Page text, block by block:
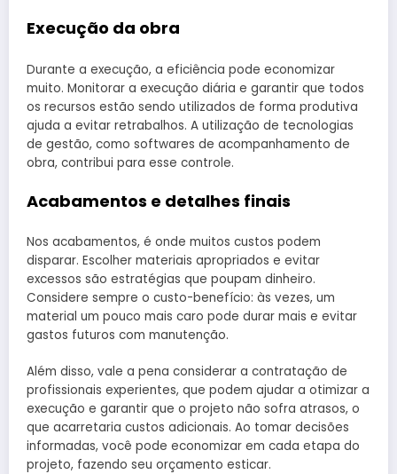
Execução da obra
Durante a execução, a eficiência pode economizar
muito. Monitorar a execução diária e garantir que todos
os recursos estão sendo utilizados de forma produtiva
ajuda a evitar retrabalhos. A utilização de tecnologias
de gestão, como softwares de acompanhamento de
obra, contribui para esse controle.
Acabamentos e detalhes finais
Nos acabamentos, é onde muitos custos podem
disparar. Escolher materiais apropriados e evitar
excessos são estratégias que poupam dinheiro.
Considere sempre o custo-benefício: às vezes, um
material um pouco mais caro pode durar mais e evitar
gastos futuros com manutenção.
Além disso, vale a pena considerar a contratação de
profissionais experientes, que podem ajudar a otimizar a
execução e garantir que o projeto não sofra atrasos, o
que acarretaria custos adicionais. Ao tomar decisões
informadas, você pode economizar em cada etapa do
projeto, fazendo seu orçamento esticar.